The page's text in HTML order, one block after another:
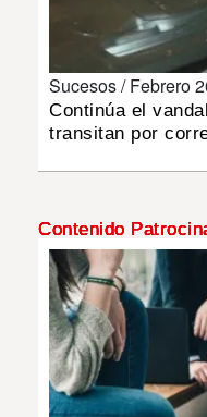
DEPORTES
MULTIMEDIA
IMPRESO
Sucesos /Febrero
Continúa el
transitan por
Contenido